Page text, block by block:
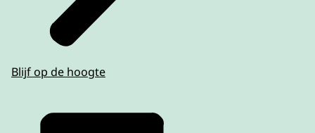
Blijf op de hoogte